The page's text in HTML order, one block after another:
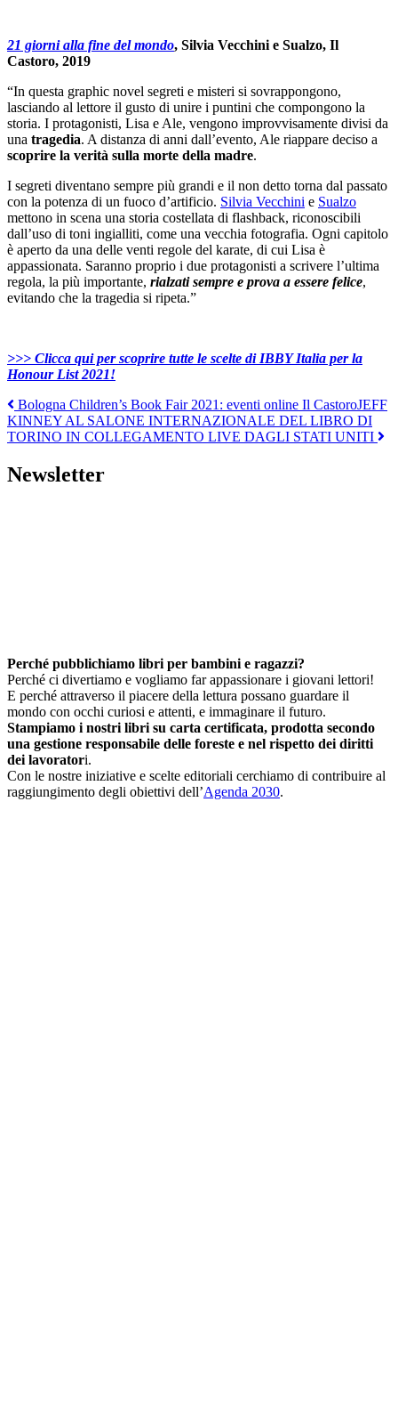
21 giorni alla fine del mondo, Silvia Vecchini e Sualzo, Il
Castoro, 2019
“In questa graphic novel segreti e misteri si sovrappongono,
lasciando al lettore il gusto di unire i puntini che compongono la
storia. I protagonisti, Lisa e Ale, vengono improvvisamente divisi da
una tragedia. A distanza di anni dall’evento, Ale riappare deciso a
scoprire la verità sulla morte della madre.
I segreti diventano sempre più grandi e il non detto torna dal passato
con la potenza di un fuoco d’artificio. Silvia Vecchini e Sualzo
mettono in scena una storia costellata di flashback, riconoscibili
dall’uso di toni ingialliti, come una vecchia fotografia. Ogni capitolo
è aperto da una delle venti regole del karate, di cui Lisa è
appassionata. Saranno proprio i due protagonisti a scrivere l’ultima
regola, la più importante, rialzati sempre e prova a essere felice,
evitando che la tragedia si ripeta.”
>>> Clicca qui per scoprire tutte le scelte di IBBY Italia per la
Honour List 2021!
Navigazione
articoli
Bologna Children’s Book Fair 2021: eventi online Il CastoroJEFF
KINNEY AL SALONE INTERNAZIONALE DEL LIBRO DI
TORINO IN COLLEGAMENTO LIVE DAGLI STATI UNITI
Newsletter
Perché pubblichiamo libri per bambini e ragazzi?
Perché ci divertiamo e vogliamo far appassionare i giovani lettori!
E perché attraverso il piacere della lettura possano guardare il
mondo con occhi curiosi e attenti, e immaginare il futuro.
Stampiamo i nostri libri su carta certificata, prodotta secondo
una gestione responsabile delle foreste e nel rispetto dei diritti
dei lavoratori.
Con le nostre iniziative e scelte editoriali cerchiamo di contribuire al
raggiungimento degli obiettivi dell’Agenda 2030.